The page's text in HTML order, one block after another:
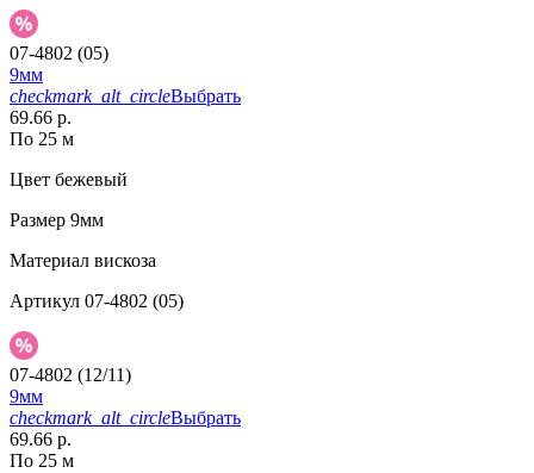
07-4802 (05)
9мм
checkmark_alt_circleВыбрать
69.66 р.
По 25 м
Цвет бежевый
Размер 9мм
Материал вискоза
Артикул 07-4802 (05)
07-4802 (12/11)
9мм
checkmark_alt_circleВыбрать
69.66 р.
По 25 м